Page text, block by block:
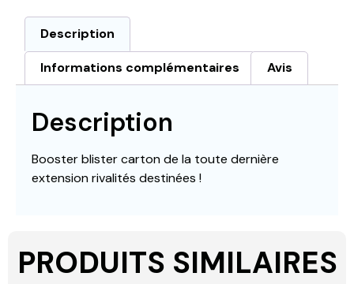
Description
Informations complémentaires Avis
Description
Booster blister carton de la toute dernière
extension rivalités destinées !
PRODUITS SIMILAIRES